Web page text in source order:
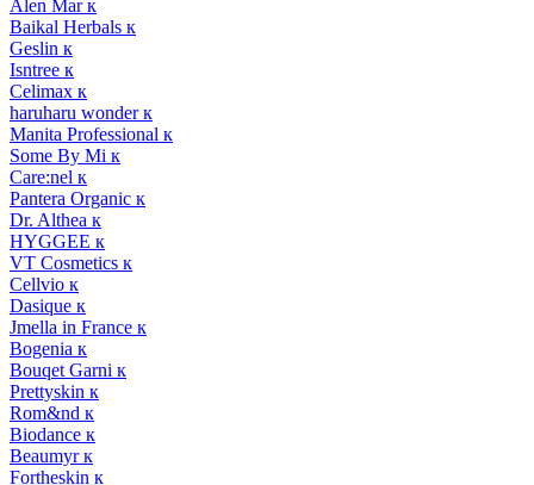
Alen Mar к
Baikal Herbals к
Geslin к
Isntree к
Celimax к
haruharu wonder к
Manita Professional к
Some By Mi к
Care:nel к
Pantera Organic к
Dr. Althea к
HYGGEE к
VT Cosmetics к
Cellvio к
Dasique к
Jmella in France к
Bogenia к
Bouqet Garni к
Prettyskin к
Rom&nd к
Biodance к
Beaumyr к
Fortheskin к